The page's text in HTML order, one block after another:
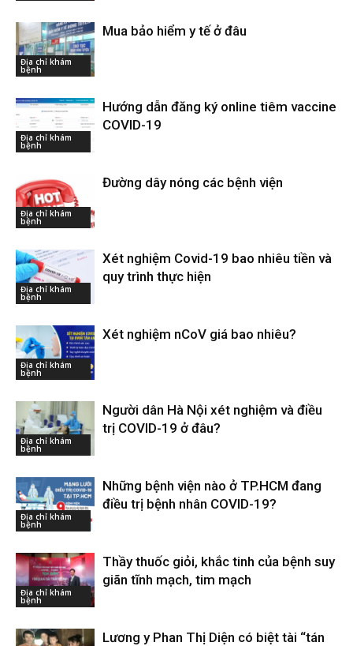
Địa chỉ khám
bệnh
Mua bảo hiểm y tế ở đâu
Địa chỉ khám
bệnh
Hướng dẫn đăng ký online tiêm vaccine
COVID-19
Địa chỉ khám
bệnh
Đường dây nóng các bệnh viện
Địa chỉ khám
bệnh
Xét nghiệm Covid-19 bao nhiêu tiền và
quy trình thực hiện
Địa chỉ khám
bệnh
Xét nghiệm nCoV giá bao nhiêu?
Địa chỉ khám
bệnh
Người dân Hà Nội xét nghiệm và điều
trị COVID-19 ở đâu?
Địa chỉ khám
bệnh
Những bệnh viện nào ở TP.HCM đang
điều trị bệnh nhân COVID-19?
Địa chỉ khám
bệnh
Thầy thuốc giỏi, khắc tinh của bệnh suy
giãn tĩnh mạch, tim mạch
Lương y Phan Thị Diện có biệt tài “tán